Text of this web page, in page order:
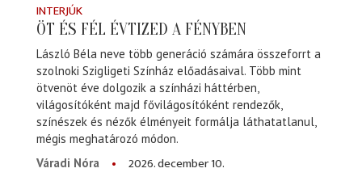
INTERJÚK
ÖT ÉS FÉL ÉVTIZED A FÉNYBEN
László Béla neve több generáció számára összeforrt a
szolnoki Szigligeti Színház előadásaival. Több mint
ötvenöt éve dolgozik a színházi háttérben,
világosítóként majd fővilágosítóként rendezők,
színészek és nézők élményeit formálja láthatatlanul,
mégis meghatározó módon.
Váradi Nóra
2026. december 10.